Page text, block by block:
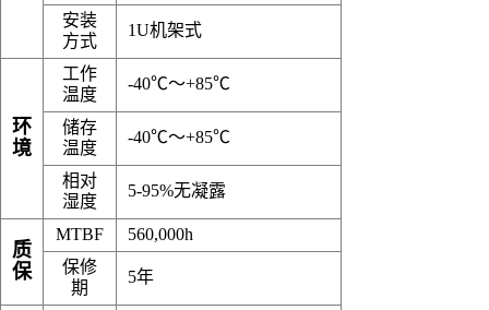
安装
方式
1U机架式
环
境
工作
温度
-40℃～+85℃
储存
温度
-40℃～+85℃
相对
湿度
5-95%无凝露
质
保
MTBF
560,000h
保修
期
5年